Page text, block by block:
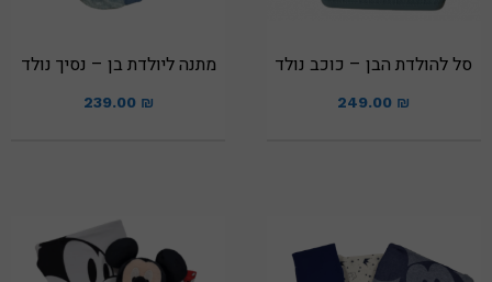
סל להולדת הבן – כוכב נולד
249.00 ₪
מתנה ליולדת בן – נסיך נולד
239.00 ₪